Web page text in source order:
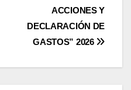
ACCIONES Y
DECLARACIÓN DE
GASTOS” 2026